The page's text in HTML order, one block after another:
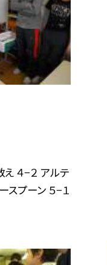
４−２ アルテ
スプーン ５−１